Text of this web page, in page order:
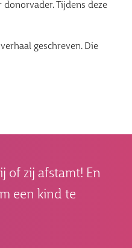
Tijdens deze
geschreven. Die
of zij afstamt! En
een kind te